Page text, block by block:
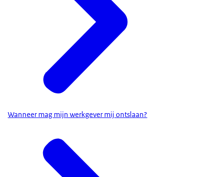
Wanneer mag mijn werkgever mij ontslaan?